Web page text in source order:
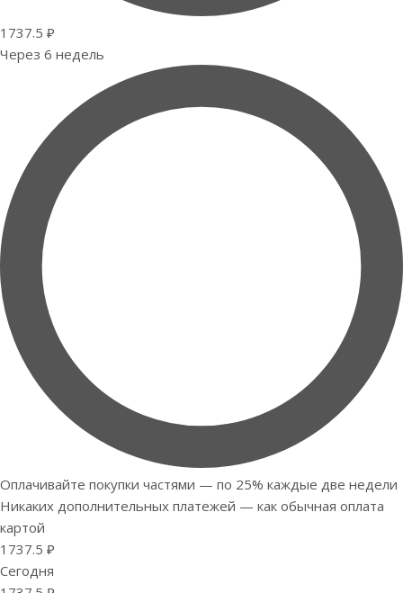
1737.5 ₽
Через 6 недель
Оплачивайте покупки частями — по 25% каждые две недели
Никаких дополнительных платежей — как обычная оплата
картой
1737.5 ₽
Сегодня